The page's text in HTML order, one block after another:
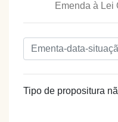
Emenda à Lei
Tipo de propositura